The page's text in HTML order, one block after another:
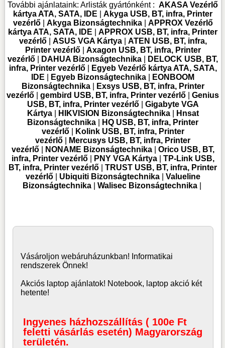
További ajánlataink: Arlisták gyártónként : AKASA Vezérlő
kártya ATA, SATA, IDE |Akyga USB, BT, infra, Printer
vezérlő| Akyga Bizonságtechnika| APPROX Vezérlő
kártya ATA, SATA, IDE |APPROX USB, BT, infra, Printer
vezérlő| ASUS VGA Kártya| ATEN USB, BT, infra,
Printer vezérlő| Axagon USB, BT, infra, Printer
vezérlő
DAHUA Bizonságtechnika
DELOCK USB, BT,
infra, Printer vezérlő|
Egyeb Vezérlő kártya ATA, SATA,
IDE
Egyeb Bizonságtechnika
EONBOOM
Bizonságtechnika|
Exsys USB, BT, infra, Printer
vezérlő |gembird USB, BT, infra, Printer vezérlő |Genius
USB, BT, infra, Printer vezérlő| Gigabyte VGA
Kártya| HIKVISION Bizonságtechnika|
Hnsat
Bizonságtechnika
HQ USB, BT, infra, Printer
vezérlő|
Kolink USB, BT, infra, Printer
vezérlő
Mercusys USB, BT, infra, Printer
vezérlő| NONAME Bizonságtechnika| Orico USB, BT,
infra, Printer vezérlő| PNY VGA Kártya| TP-Link USB,
BT, infra, Printer vezérlő |TRUST USB, BT, infra, Printer
vezérlő| Ubiquiti Bizonságtechnika| Valueline
Bizonságtechnika| Walisec Bizonságtechnika|
Vásároljon webáruházunkban! Informatikai
rendszerek Önnek!
Akciós laptop ajánlatok! Notebook, laptop akció két
hetente!
Ingyenes házhozszállítás ( 100e Ft
feletti vásárlás esetén) Magyarország
területén.